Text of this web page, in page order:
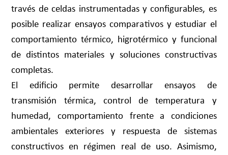
través de celdas instrumentadas y configurables, es
posible realizar ensayos comparativos y estudiar el
comportamiento térmico, higrotérmico y funcional
de distintos materiales y soluciones constructivas
completas.
El edificio permite desarrollar ensayos de
transmisión térmica, control de temperatura y
humedad, comportamiento frente a condiciones
ambientales exteriores y respuesta de sistemas
constructivos en régimen real de uso. Asimismo,